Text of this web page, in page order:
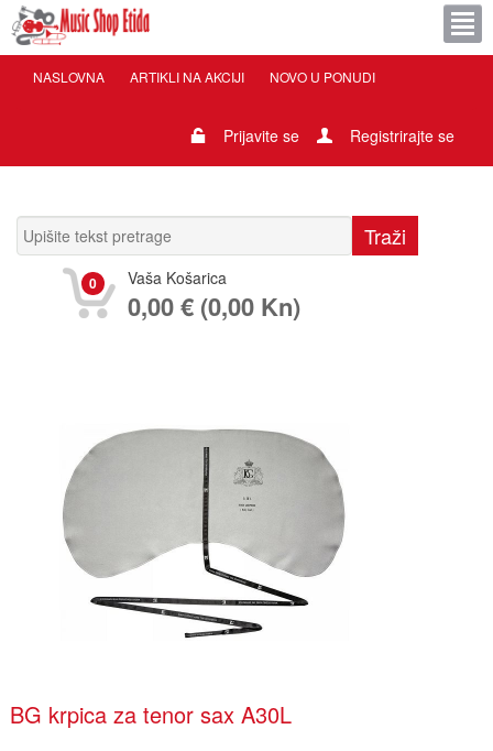
NASLOVNA ARTIKLI NA AKCIJI NOVO U PONUDI
Prijavite se Registrirajte se
0 Vaša Košarica
0,00 € (0,00 Kn)
BG krpica za tenor sax A30L